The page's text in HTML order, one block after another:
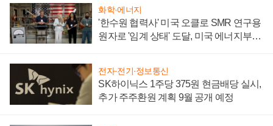
화학·에너지
'한수원 협력사' 미국 오클로 SMR 연구용
원자로 '임계 상태' 도달, 미국 에너지부
전자·전기·정보통신
SK하이닉스 1주당 375원 현금배당 실시,
추가 주주환원 계획 9월 공개 예정